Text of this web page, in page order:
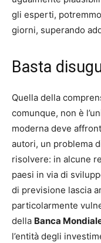
gli esperti,
giorni, superando
Basta
Quella della
comunque, non è
moderna deve
autori, un problema
risolvere: in alcune
paesi in via di
di previsione lascia
particolarmente
della Banca
l’entità degli